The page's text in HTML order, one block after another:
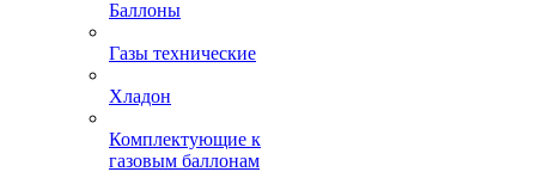
Баллоны
Газы технические
Хладон
Комплектующие к
газовым баллонам